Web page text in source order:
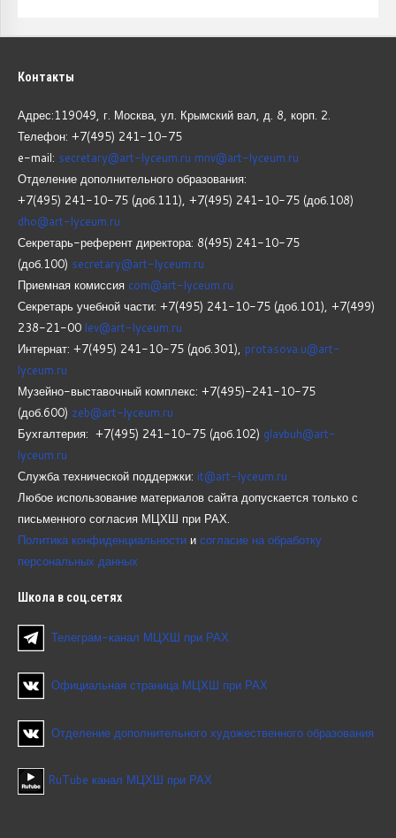
Контакты
Адрес:119049, г. Москва, ул. Крымский вал, д. 8, корп. 2.
Телефон: +7(495) 241-10-75
e-mail: secretary@art-lyceum.ru mnv@art-lyceum.ru
Отделение дополнительного образования:
+7(495) 241-10-75 (доб.111), +7(495) 241-10-75 (доб.108)
dho@art-lyceum.ru
Секретарь-референт директора: 8(495) 241-10-75
(доб.100) secretary@art-lyceum.ru
Приемная комиссия com@art-lyceum.ru
Секретарь учебной части: +7(495) 241-10-75 (доб.101), +7(499)
238-21-00 lev@art-lyceum.ru
Интернат: +7(495) 241-10-75 (доб.301), protasova.u@art-
lyceum.ru
Музейно-выставочный комплекс: +7(495)-241-10-75
(доб.600) zeb@art-lyceum.ru
Бухгалтерия: +7(495) 241-10-75 (доб.102) glavbuh@art-
lyceum.ru
Служба технической поддержки: it@art-lyceum.ru
Любое использование материалов сайта допускается только с
письменного согласия МЦХШ при РАХ.
Политика конфиденциальности и согласие на обработку
персональных данных
Школа в соц.сетях
Телеграм-канал МЦХШ при РАХ
Официальная страница МЦХШ при РАХ
Отделение дополнительного художественного образования
RuTube канал МЦХШ при РАХ